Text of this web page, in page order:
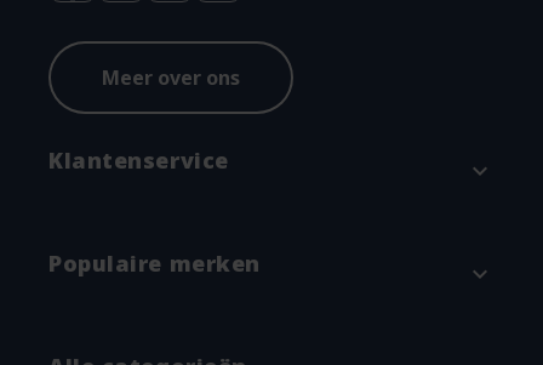
Meer over ons
Klantenservice expand_more
Betaalmethodes en verzenden
Populaire merken expand_more